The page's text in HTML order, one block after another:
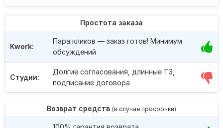
Простота заказа
Студии:
Долгие согласования, длинные ТЗ,
подписание договора
Kwork:
Пара кликов — заказ готов! Минимум
обсуждений
Возврат средств (в случае просрочки)